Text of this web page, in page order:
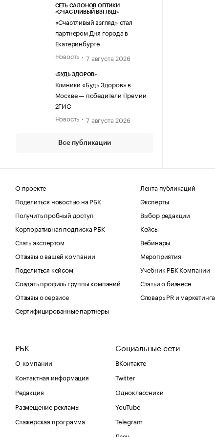
СЕТЬ САЛОНОВ ОПТИКИ
«СЧАСТЛИВЫЙ ВЗГЛЯД»
«Счастливый взгляд» стал
партнером Дня города в
Екатеринбурге
Новость
7 августа 2026
«БУДЬ ЗДОРОВ»
Клиники «Будь Здоров» в
Москве — победители Премии
2ГИС
Новость
7 августа 2026
Все публикации
О проекте
Поделиться новостью на РБК
Получить пробный доступ
Корпоративная подписка РБК
Стать экспертом
Отзывы о вашей компании
Поделиться кейсом
Создать профиль группы компаний
Отзывы о сервисе
Сертифицированные партнеры
Лента публикаций
Эксперты
Выбор редакции
Кейсы
Вебинары
Мероприятия
Учебник РБК Компании
Статьи о бизнесе
Словарь PR и маркетинга
РБК
О компании
Контактная информация
Редакция
Размещение рекламы
Стажерская программа
Социальные сети
ВКонтакте
Twitter
Одноклассники
YouTube
Telegram